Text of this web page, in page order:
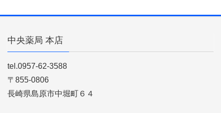
中央薬局 本店
tel.0957-62-3588
〒855-0806
長崎県島原市中堀町６４